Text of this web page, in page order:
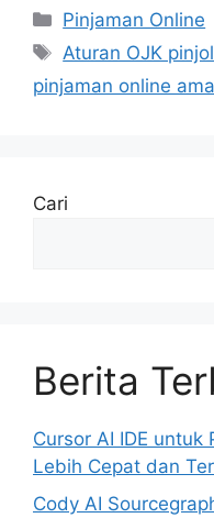
Kategori
Pinjaman Online
Tag
Aturan OJK pinjol
pinjaman online
Cari
Berita
Cursor AI IDE untuk
Lebih Cepat dan
Cody AI